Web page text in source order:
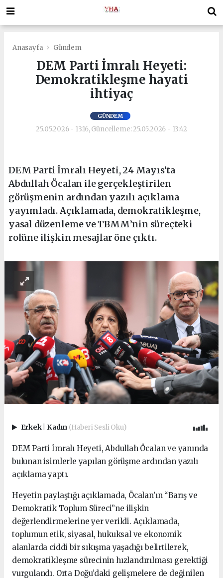
Anasayfa Gündem
DEM Parti İmralı Heyeti:
Demokratikleşme hayati
ihtiyaç
GÜNDEM
25.05.2026 - 13:16, Güncelleme: 25.05.2026 - 13:42
DEM Parti İmralı Heyeti, 24 Mayıs’ta
Abdullah Öcalan ile gerçekleştirilen
görüşmenin ardından yazılı açıklama
yayımladı. Açıklamada, demokratikleşme,
yasal düzenleme ve TBMM’nin süreçteki
rolüne ilişkin mesajlar öne çıktı.
Erkek Kadın (Haberi Sesli Oku)
DEM Parti İmralı Heyeti, Abdullah Öcalan ve yanında
bulunan isimlerle yapılan görüşme ardından yazılı
açıklama yaptı.
Heyetin paylaştığı açıklamada, Öcalan’ın “Barış ve
Demokratik Toplum Süreci”ne ilişkin
değerlendirmelerine yer verildi. Açıklamada,
toplumun etik, siyasal, hukuksal ve ekonomik
alanlarda ciddi bir sıkışma yaşadığı belirtilerek,
demokratikleşme sürecinin hızlandırılması gerektiği
vurgulandı. Orta Doğu’daki gelişmelere de değinilen